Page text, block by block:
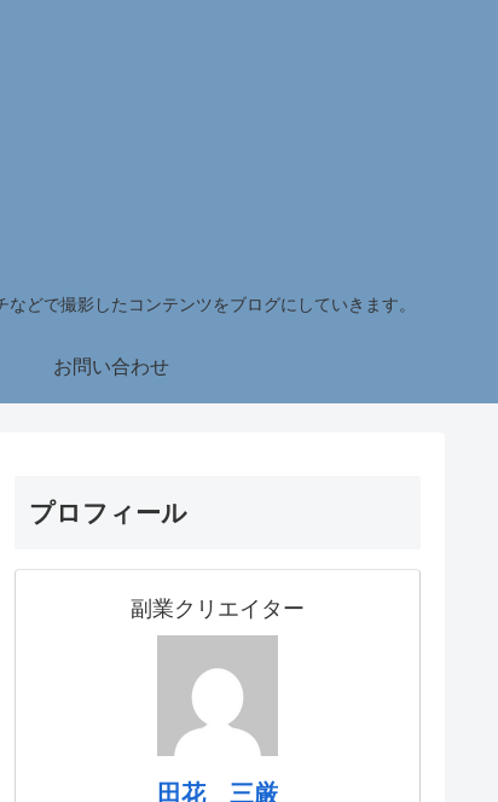
どで撮影したコンテンツをブログにしていきます。
お問い合わせ
プロフィール
副業クリエイター
田花 三厳